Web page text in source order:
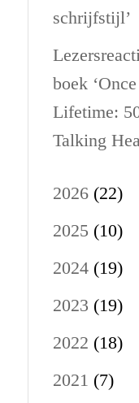
schrijfstijl’
boek
Lifetime:
Talking
2026 (22)
2025 (10)
2024 (19)
2023 (19)
2022 (18)
2021 (7)